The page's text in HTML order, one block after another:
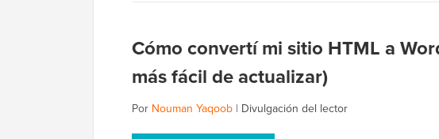
Cómo convertí mi sitio HTML a
más fácil de actualizar)
Por Nouman Yaqoob | Divulgación del lector